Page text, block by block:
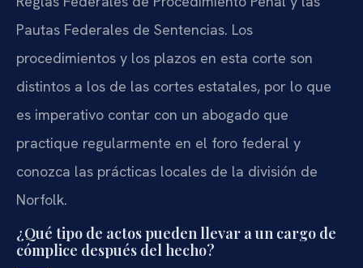
Pautas Federales de Sentencias. Los
procedimientos y los plazos en esta corte son
distintos a los de las cortes estatales, por lo que
es imperativo contar con un abogado que
practique regularmente en el foro federal y
conozca las prácticas locales de la división de
Norfolk.
¿Qué tipo de actos pueden llevar a un cargo de
cómplice después del hecho?